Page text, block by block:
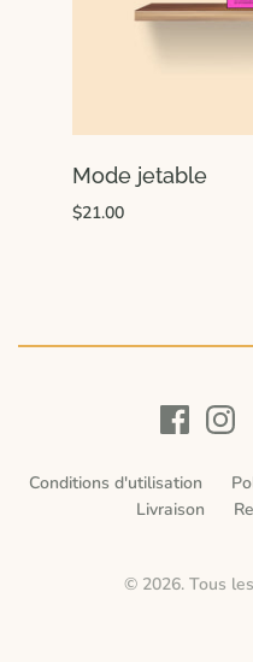
Mode jetable
$21.00
Conditions d'utilisation
Livraison
© 2026. Tous